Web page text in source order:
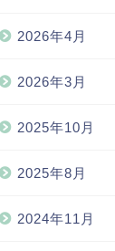
2026年4月
2026年3月
2025年10月
2025年8月
2024年11月